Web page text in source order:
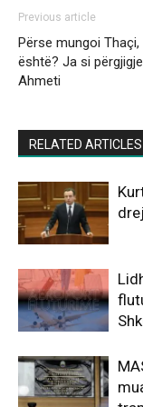
Previous article
Përse mungoi Thaçi,
është? Ja si
Ahmeti
RELATED ARTICLES